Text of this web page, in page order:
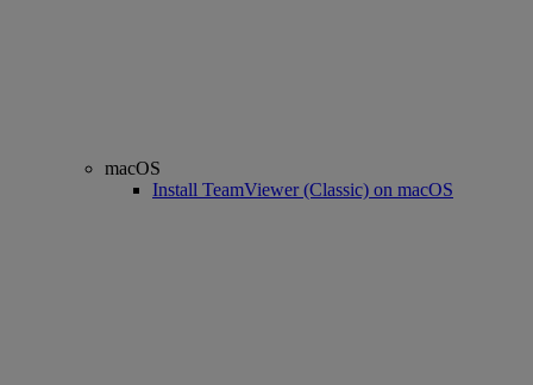
macOS
Install TeamViewer (Classic) on macOS